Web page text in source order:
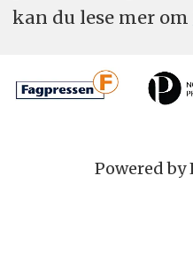
kan du lese mer om
Powered by